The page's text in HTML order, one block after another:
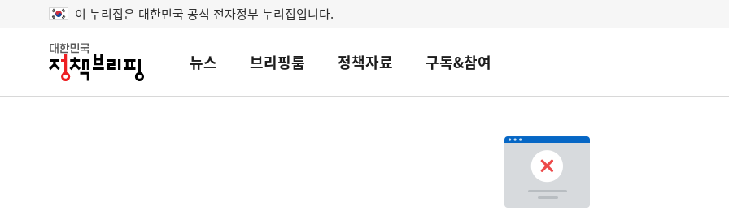
이 누리집은 대한민국 공식 전자정부 누리집입니다.
대
민
뉴스 브리핑룸 정책자료 구독&참여